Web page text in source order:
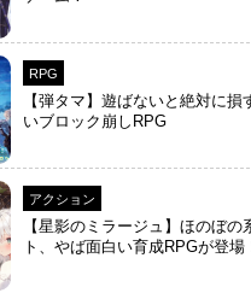
RPG
【弾タマ】遊ばないと絶対に
いブロック崩しRPG
アクション
【星影のミラージュ】ほのぼの
ト、やば面白い育成RPGが登場